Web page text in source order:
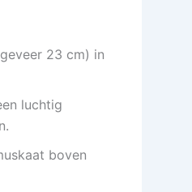
23 cm) in
luchtig
boven